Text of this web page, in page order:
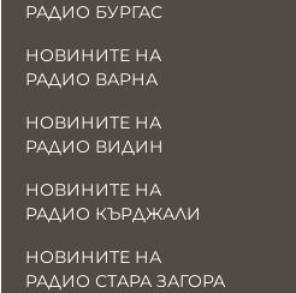
РАДИО БУРГАС
НОВИНИТЕ НА
РАДИО ВАРНА
НОВИНИТЕ НА
РАДИО ВИДИН
НОВИНИТЕ НА
РАДИО КЪРДЖАЛИ
НОВИНИТЕ НА
РАДИО СТАРА ЗАГОРА